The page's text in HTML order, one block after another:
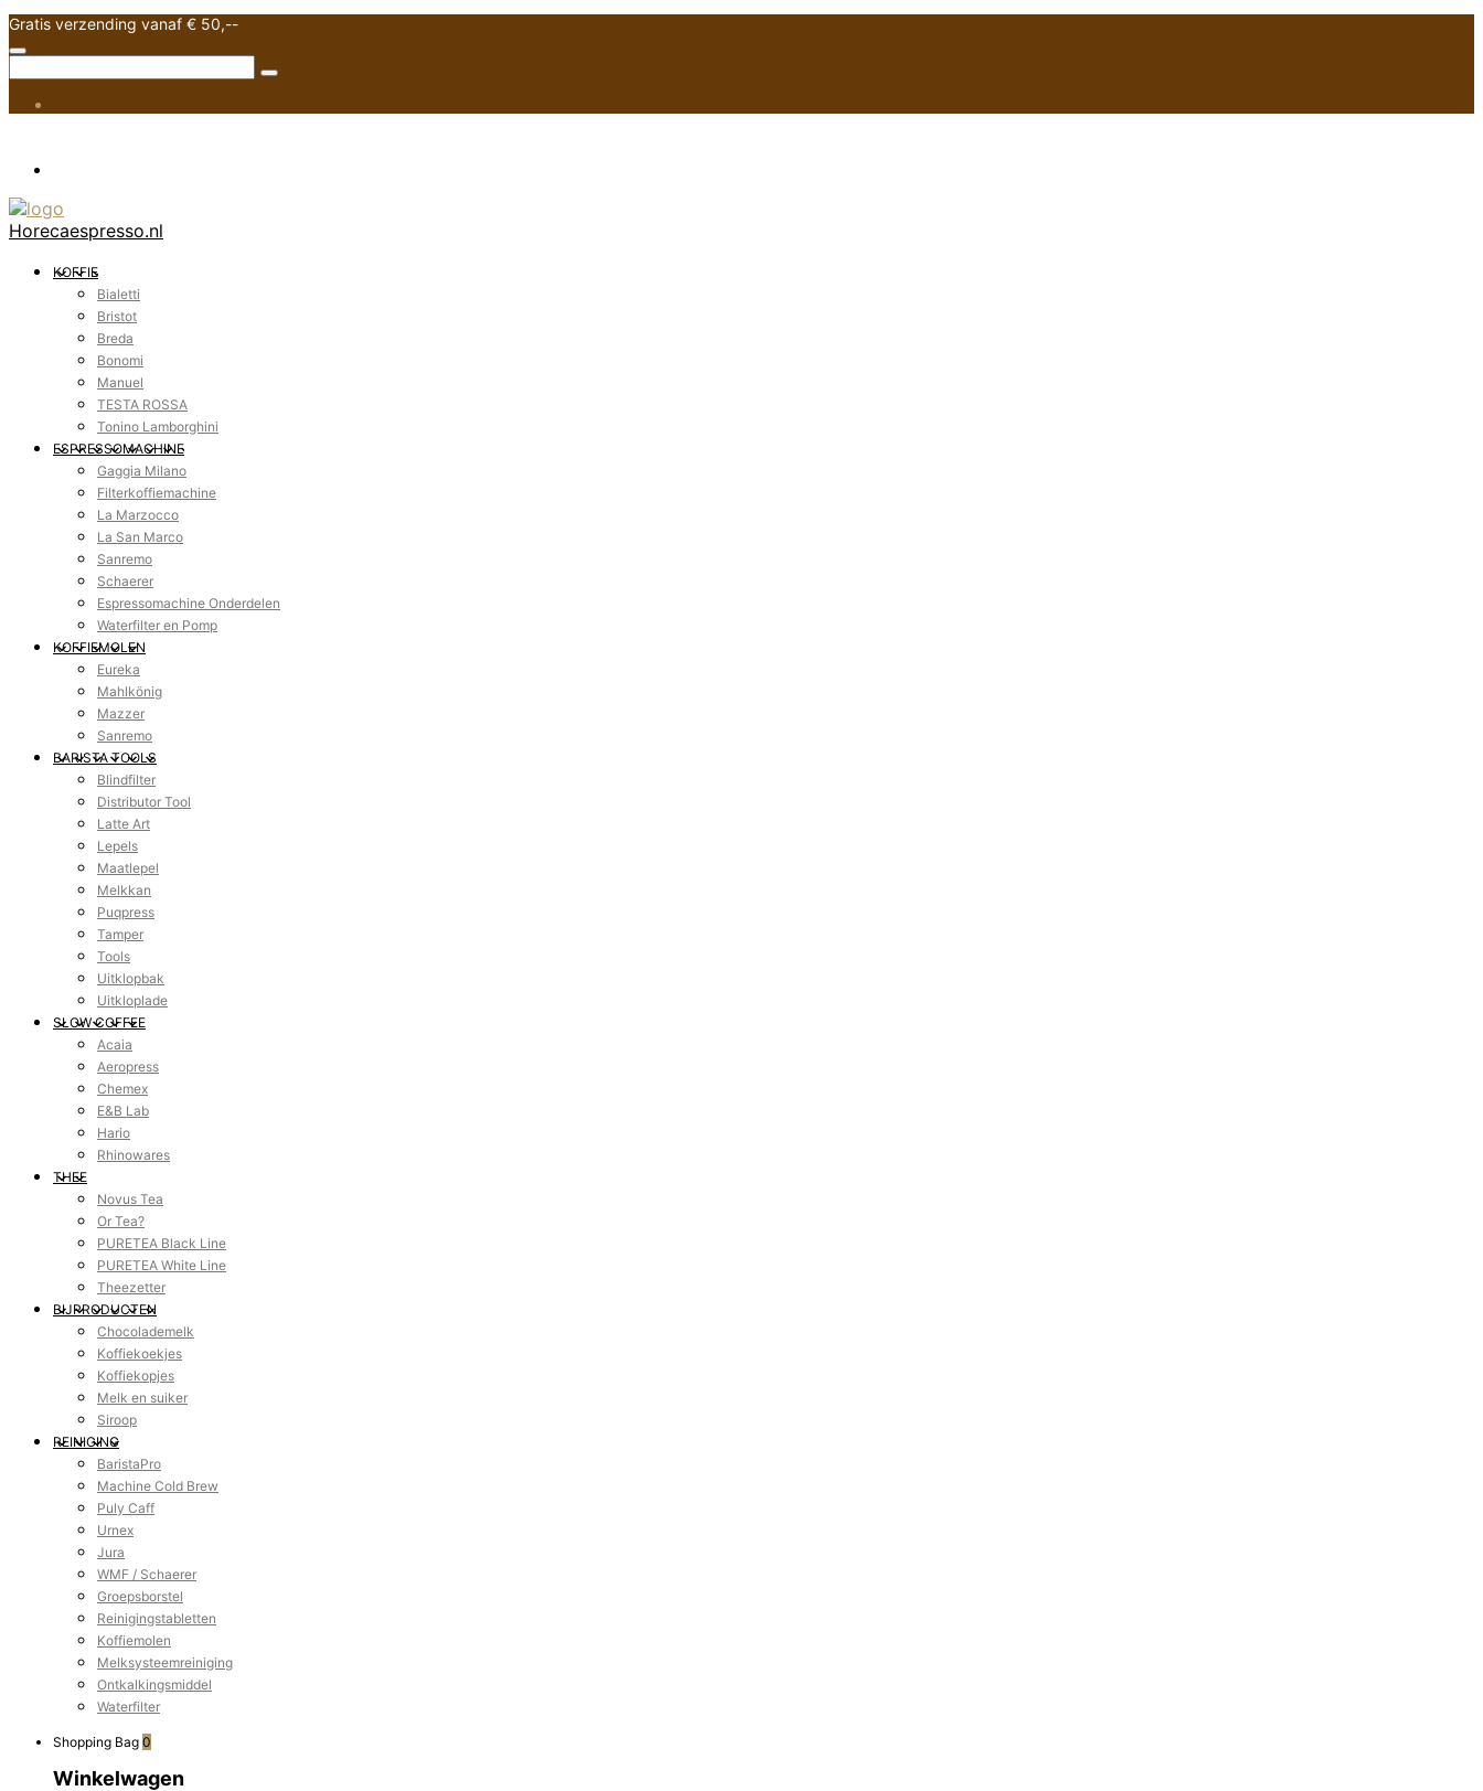
Gratis verzending vanaf € 50,--
Horecaespresso.nl
KOFFIE
Bialetti
Bristot
Breda
Bonomi
Manuel
TESTA ROSSA
Tonino Lamborghini
ESPRESSOMACHINE
Gaggia Milano
Filterkoffiemachine
La Marzocco
La San Marco
Sanremo
Schaerer
Espressomachine Onderdelen
Waterfilter en Pomp
KOFFIEMOLEN
Eureka
Mahlkönig
Mazzer
Sanremo
BARISTA TOOLS
Blindfilter
Distributor Tool
Latte Art
Lepels
Maatlepel
Melkkan
Puqpress
Tamper
Tools
Uitklopbak
Uitkloplade
SLOW COFFEE
Acaia
Aeropress
Chemex
E&B Lab
Hario
Rhinowares
THEE
Novus Tea
Or Tea?
PURETEA Black Line
PURETEA White Line
Theezetter
BIJPRODUCTEN
Chocolademelk
Koffiekoekjes
Koffiekopjes
Melk en suiker
Siroop
REINIGING
BaristaPro
Machine Cold Brew
Puly Caff
Urnex
Jura
WMF / Schaerer
Groepsborstel
Reinigingstabletten
Koffiemolen
Melksysteemreiniging
Ontkalkingsmiddel
Waterfilter
Shopping Bag 0
Winkelwagen